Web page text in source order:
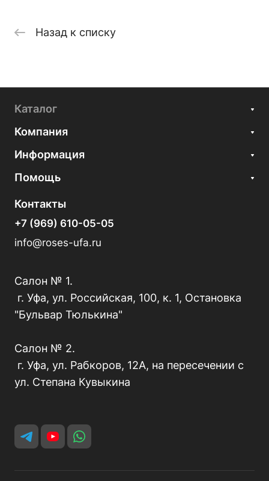
Назад к списку
Каталог
Компания
Информация
Помощь
Контакты
+7 (969) 610-05-05
info@roses-ufa.ru
Салон № 1.
г. Уфа, ул. Российская, 100, к. 1, Остановка
"Бульвар Тюлькина"
Салон № 2.
г. Уфа, ул. Рабкоров, 12А, на пересечении с
ул. Степана Кувыкина